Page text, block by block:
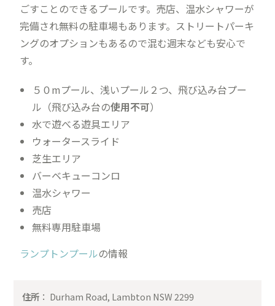
ごすことのできるプールです。売店、温水シャワーが
完備され無料の駐車場もあります。ストリートパーキ
ングのオプションもあるので混む週末なども安心で
す。
５０mプール、浅いプール２つ、飛び込み台プー
ル（飛び込み台の使用不可）
水で遊べる遊具エリア
ウォータースライド
芝生エリア
バーベキューコンロ
温水シャワー
売店
無料専用駐車場
ランプトンプールの情報
住所 ： Durham Road, Lambton NSW 2299